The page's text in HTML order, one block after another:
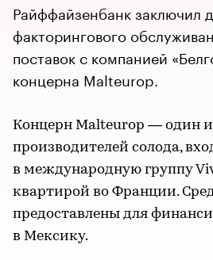
Райффайзенбанк заключил
факторингового
поставок с компанией
концерна Malteurop.
Концерн Malteurop — один
производителей солода,
в международную группу
квартирой во Франции.
предоставлены для
в Мексику.